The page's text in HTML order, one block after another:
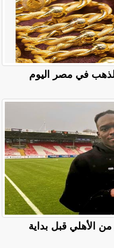
أسعار الذهب في مصر اليوم
رحيل 8 لاعبين من الأهلي قبل بداية